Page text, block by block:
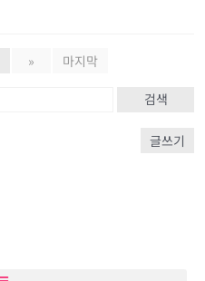
» 마지막
검색
글쓰기